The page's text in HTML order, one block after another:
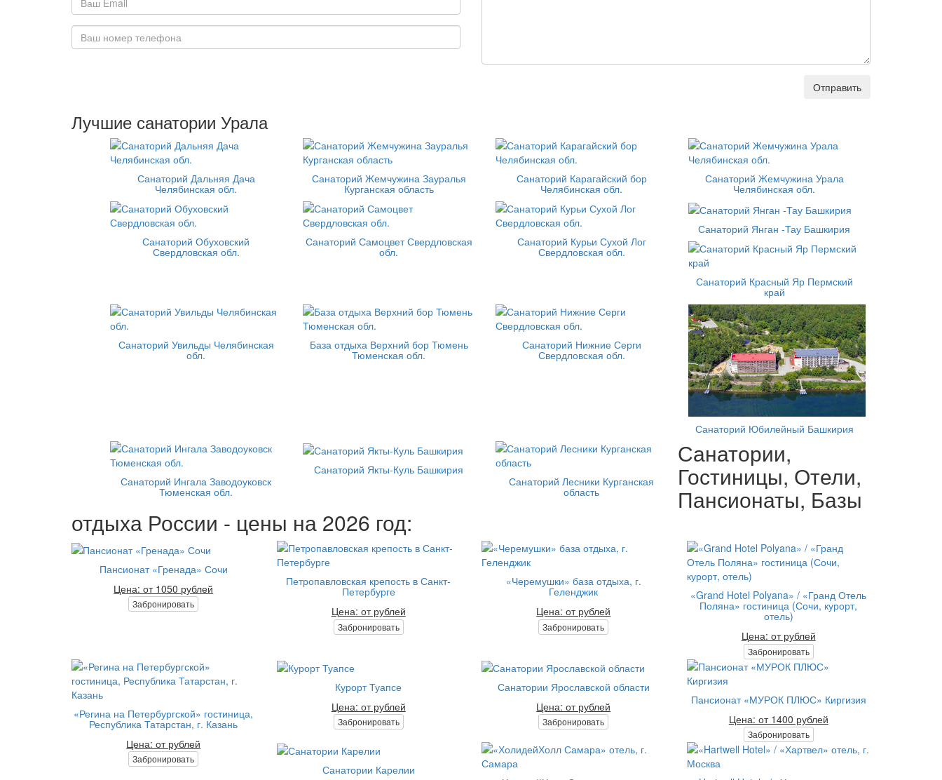
Отправить
Лучшие санатории Урала
Санаторий Дальняя Дача
Челябинская обл.
Санаторий Жемчужина Зауралья
Курганская область
Санаторий Карагайский бор
Челябинская обл.
Санаторий Жемчужина Урала
Челябинская обл.
Санаторий Обуховский
Свердловская обл.
Санаторий Самоцвет Свердловская
обл.
Санаторий Курьи Сухой Лог
Свердловская обл.
Санаторий Янган -Тау Башкирия
Санаторий Красный Яр Пермский
край
Санаторий Увильды Челябинская
обл.
База отдыха Верхний бор Тюмень
Тюменская обл.
Санаторий Нижние Серги
Свердловская обл.
Санаторий Юбилейный Башкирия
Санаторий Ингала Заводоуковск
Тюменская обл.
Санаторий Якты-Куль Башкирия
Санаторий Лесники Курганская
область
Санатории,
Гостиницы, Отели,
Пансионаты, Базы
отдыха России - цены на 2026 год:
Пансионат «Гренада» Сочи
Цена: от 1050 рублей
Забронировать
Петропавловская крепость в Санкт-
Петербурге
Цена: от рублей
Забронировать
«Черемушки» база отдыха, г.
Геленджик
Цена: от рублей
Забронировать
«Grand Hotel Polyana» / «Гранд Отель
Поляна» гостиница (Сочи, курорт,
отель)
Цена: от рублей
Забронировать
«Регина на Петербургской» гостиница,
Республика Татарстан, г. Казань
Цена: от рублей
Забронировать
Курорт Туапсе
Цена: от рублей
Забронировать
Санатории Ярославской области
Цена: от рублей
Забронировать
Пансионат «МУРОК ПЛЮС» Киргизия
Цена: от 1400 рублей
Забронировать
Санатории Карелии